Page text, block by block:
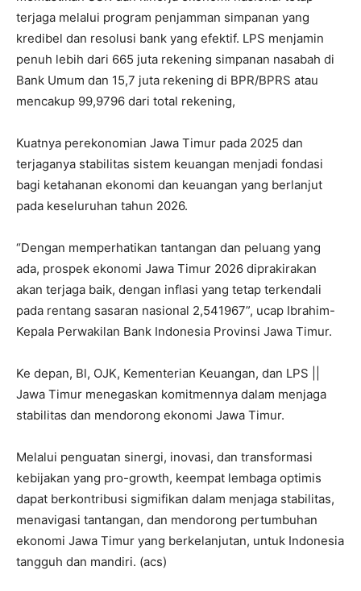
terjaga melalui program penjamman simpanan yang
kredibel dan resolusi bank yang efektif. LPS menjamin
penuh lebih dari 665 juta rekening simpanan nasabah di
Bank Umum dan 15,7 juta rekening di BPR/BPRS atau
mencakup 99,9796 dari total rekening,
Kuatnya perekonomian Jawa Timur pada 2025 dan
terjaganya stabilitas sistem keuangan menjadi fondasi
bagi ketahanan ekonomi dan keuangan yang berlanjut
pada keseluruhan tahun 2026.
“Dengan memperhatikan tantangan dan peluang yang
ada, prospek ekonomi Jawa Timur 2026 diprakirakan
akan terjaga baik, dengan inflasi yang tetap terkendali
pada rentang sasaran nasional 2,541967”, ucap Ibrahim-
Kepala Perwakilan Bank Indonesia Provinsi Jawa Timur.
Ke depan, Bl, OJK, Kementerian Keuangan, dan LPS ||
Jawa Timur menegaskan komitmennya dalam menjaga
stabilitas dan mendorong ekonomi Jawa Timur.
Melalui penguatan sinergi, inovasi, dan transformasi
kebijakan yang pro-growth, keempat lembaga optimis
dapat berkontribusi sigmifikan dalam menjaga stabilitas,
menavigasi tantangan, dan mendorong pertumbuhan
ekonomi Jawa Timur yang berkelanjutan, untuk Indonesia
tangguh dan mandiri. (acs)